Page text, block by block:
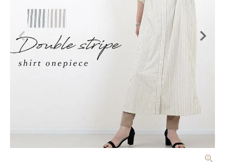
ACCOUNT MENU
ようこそ ゲスト 様
ログイン 会員登録
ル★ダブルス